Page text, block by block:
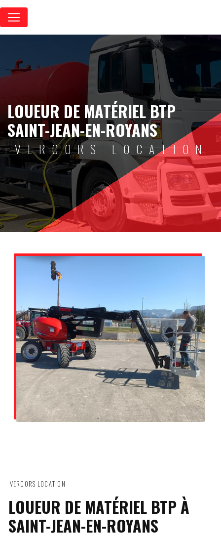
LOUEUR DE MATÉRIEL BTP
SAINT-JEAN-EN-ROYANS
VERCORS LOCATION
VERCORS LOCATION
LOUEUR DE MATÉRIEL BTP À
SAINT-JEAN-EN-ROYANS
Panneau de gestion des cookies